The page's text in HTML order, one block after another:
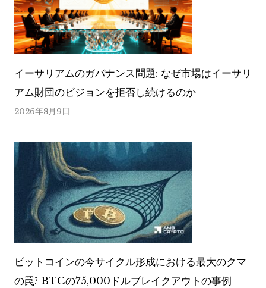
イーサリアムのガバナンス問題: なぜ市場はイーサリ
アム財団のビジョンを拒否し続けるのか
2026年8月9日
ビットコインの今サイクル形成における最大のクマ
の罠? BTCの75,000ドルブレイクアウトの事例